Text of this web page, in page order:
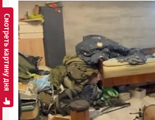
Смотреть картину дня
Петрозаводска
и
Карелии
|
Петрозаводск
ГОВОРИТ
Image